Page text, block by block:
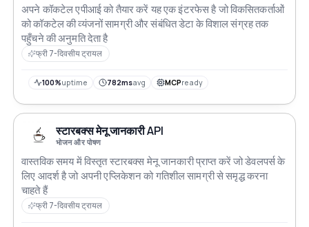
अपने कॉकटेल एपीआई को तैयार करें यह एक इंटरफेस है जो विकसितकर्ताओं
को कॉकटेल की व्यंजनों सामग्री और संबंधित डेटा के विशाल संग्रह तक
पहुँचने की अनुमति देता है
फ्री 7-दिवसीय ट्रायल
100%uptime 782msavg MCPready
स्टारबक्स मेनू जानकारी API
भोजन और पोषण
वास्तविक समय में विस्तृत स्टारबक्स मेनू जानकारी प्राप्त करें जो डेवलपर्स के
लिए आदर्श है जो अपनी एप्लिकेशन को गतिशील सामग्री से समृद्ध करना
चाहते हैं
फ्री 7-दिवसीय ट्रायल